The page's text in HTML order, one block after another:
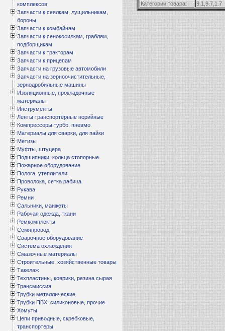
комплексов
Запчасти к сеялкам, лущильникам,
бороны
Запчасти к комбайнам
Запчасти к сенокосилкам, граблям,
подборщикам
Запчасти к тракторам
Запчасти к прицепам
Запчасти на грузовые автомобили
Запчасти на зерноочистительные,
зернодробильные машины
Изоляционные, прокладочные
материалы
Инструменты
Ленты транспортёрные норийные
Компрессоры турбо, пневмо
Материалы для сварки, для пайки
Метизы
Муфты, штуцера
Подшипники, кольца стопорные
Пожарное оборудование
Полога, утеплители
Проволока, сетка рабица
Рукава
Ремни
Сальники, манжеты
Рабочая одежда, ткани
Ремкомплекты
Семяпровод
Сварочное оборудование
Система охлаждения
Смазочные материалы
Строительные, хозяйственные товары
Такелаж
Техпластины, коврики, резина сырая
Трансмиссия
Трубки металлические
Трубки ПВХ, силиконовые, прочие
Хомуты
Цепи приводные, скребковые,
транспортеры
Категории товара:
9,1,9.7,1.7